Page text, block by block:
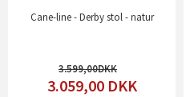
Cane-line - Derby stol - natur
3.599,00
3.059,00 DKK